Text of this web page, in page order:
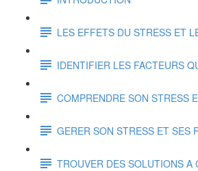
LES EFFETS DU STRESS ET
IDENTIFIER LES FACTEURS
COMPRENDRE SON STRESS
GERER SON STRESS ET SES
TROUVER DES SOLUTIONS A